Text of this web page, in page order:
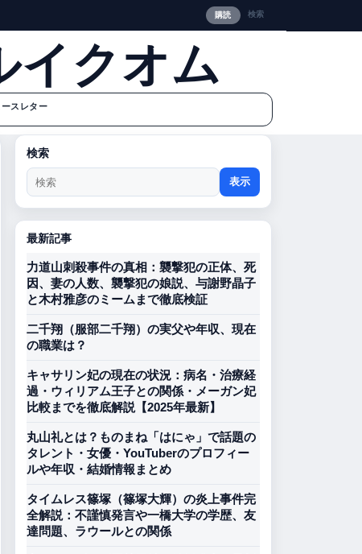
購読 検索
イクオム
ースレター
検索
表示
最新記事
力道山刺殺事件の真相：襲撃犯の正体、死
因、妻の人数、襲撃犯の娘説、与謝野晶子
と木村雅彦のミームまで徹底検証
二千翔（服部二千翔）の実父や年収、現在
の職業は？
キャサリン妃の現在の状況：病名・治療経
過・ウィリアム王子との関係・メーガン妃
比較までを徹底解説【2025年最新】
丸山礼とは？ものまね「はにゃ」で話題の
タレント・女優・YouTuberのプロフィー
ルや年収・結婚情報まとめ
タイムレス篠塚（篠塚大輝）の炎上事件完
全解説：不謹慎発言や一橋大学の学歴、友
達問題、ラウールとの関係